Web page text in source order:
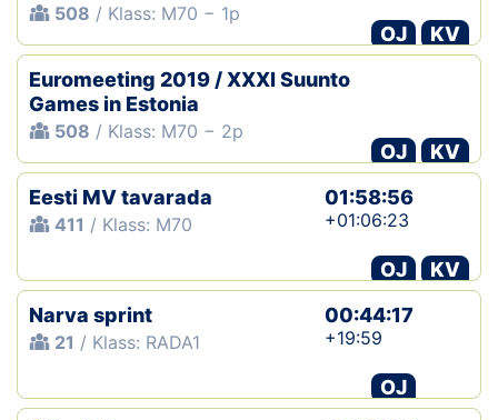
508 / Klass: M70 − 1p
OJ
KV
Euromeeting 2019 / XXXI Suunto
Games in Estonia
508 / Klass: M70 − 2p
OJ
KV
Eesti MV tavarada
411 / Klass: M70
01:58:56
+01:06:23
OJ
KV
Narva sprint
21 / Klass: RADA1
00:44:17
+19:59
OJ